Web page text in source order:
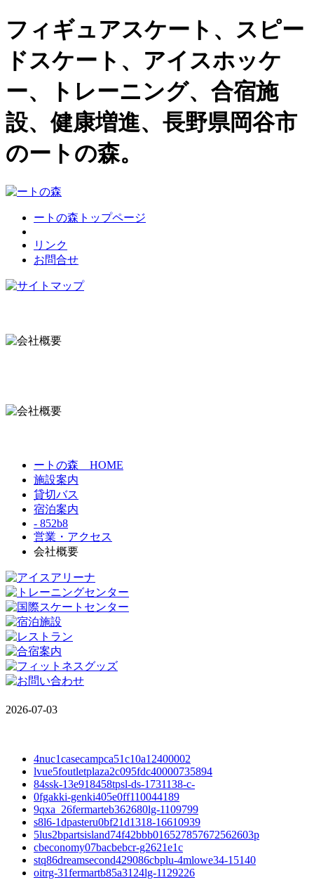
フィギュアスケート、スピー
ドスケート、アイスホッケ
ー、トレーニング、合宿施
設、健康増進、長野県岡谷市
のートの森。
ートの森トップページ
リンク
お問合せ
ートの森 HOME
施設案内
貸切バス
宿泊案内
- 852b8
営業・アクセス
会社概要
2026-07-03
4nuc1casecampca51c10a12400002
lvue5foutletplaza2c095fdc40000735894
84ssk-13e918458tpsl-ds-1731138-c-
0fgakki-genki405e0ff110044189
9qxa_26fermarteb362680lg-1109799
s8l6-1dpasteru0bf21d1318-16610939
5lus2bpartsisland74f42bbb016527857672562603p
cbeconomy07bacbebcr-g2621e1c
stq86dreamsecond429086cbplu-4mlowe34-15140
oitrg-31fermartb85a3124lg-1129226